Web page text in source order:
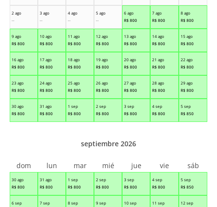
2 ago
--
3 ago
--
4 ago
--
5 ago
--
6 ago
R$ 800
7 ago
R$ 800
8 ago
R$ 800
9 ago
R$ 800
10 ago
R$ 800
11 ago
R$ 800
12 ago
R$ 800
13 ago
R$ 800
14 ago
R$ 800
15 ago
R$ 800
16 ago
R$ 800
17 ago
R$ 800
18 ago
R$ 800
19 ago
R$ 800
20 ago
R$ 800
21 ago
R$ 800
22 ago
R$ 800
23 ago
R$ 800
24 ago
R$ 800
25 ago
R$ 800
26 ago
R$ 800
27 ago
R$ 800
28 ago
R$ 800
29 ago
R$ 800
30 ago
R$ 800
31 ago
R$ 800
1 sep
R$ 800
2 sep
R$ 800
3 sep
R$ 800
4 sep
R$ 800
5 sep
R$ 850
30 ago
R$ 800
31 ago
R$ 800
1 sep
R$ 800
2 sep
R$ 800
3 sep
R$ 800
4 sep
R$ 800
5 sep
R$ 850
6 sep
7 sep
8 sep
9 sep
10 sep
11 sep
12 sep
septiembre 2026
dom lun mar mié jue vie sáb